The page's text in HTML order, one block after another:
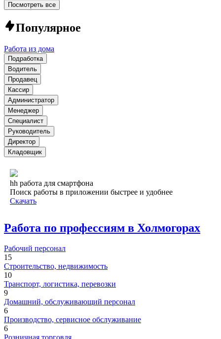
Посмотреть все
Популярное
Работа из дома
Подработка
Водитель
Продавец
Кассир
Администратор
Менеджер
Специалист
Руководитель
Директор
Кладовщик
hh работа для смартфона
Поиск работы в приложении быстрее и удобнее
Скачать
Работа по профессиям в Холмогорах
Рабочий персонал
15
Строительство, недвижимость
10
Транспорт, логистика, перевозки
9
Домашний, обслуживающий персонал
6
Производство, сервисное обслуживание
6